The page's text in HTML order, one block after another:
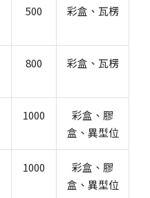
500 彩盒、瓦楞
800 彩盒、瓦楞
1000
彩盒、膠
盒、異型位
1000
彩盒、膠
盒、異型位